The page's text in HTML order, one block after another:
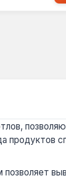
продуктов
позволяет